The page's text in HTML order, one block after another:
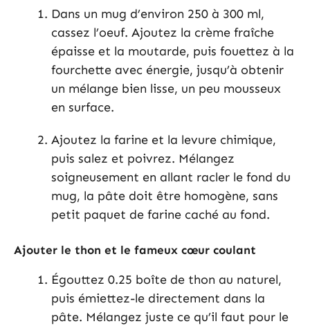
Dans un mug d’environ 250 à 300 ml,
cassez l’oeuf. Ajoutez la crème fraîche
épaisse et la moutarde, puis fouettez à la
fourchette avec énergie, jusqu’à obtenir
un mélange bien lisse, un peu mousseux
en surface.
Ajoutez la farine et la levure chimique,
puis salez et poivrez. Mélangez
soigneusement en allant racler le fond du
mug, la pâte doit être homogène, sans
petit paquet de farine caché au fond.
Ajouter le thon et le fameux cœur coulant
Égouttez 0.25 boîte de thon au naturel,
puis émiettez-le directement dans la
pâte. Mélangez juste ce qu’il faut pour le